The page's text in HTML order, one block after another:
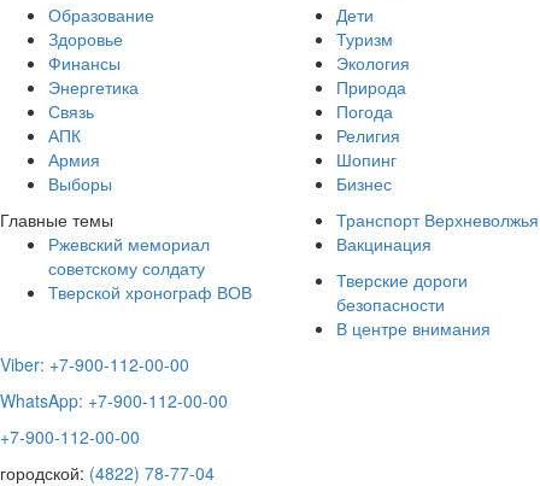
Образование
Здоровье
Финансы
Энергетика
Связь
АПК
Армия
Выборы
Дети
Туризм
Экология
Природа
Погода
Религия
Шопинг
Бизнес
Главные темы
Ржевский мемориал
советскому солдату
Тверской хронограф ВОВ
Транспорт Верхневолжья
Вакцинация
Тверские дороги
безопасности
В центре внимания
Viber: +7-900-112-00-00
WhatsApp: +7-900-112-00-00
+7-900-112-00-00
городской: (4822) 78-77-04